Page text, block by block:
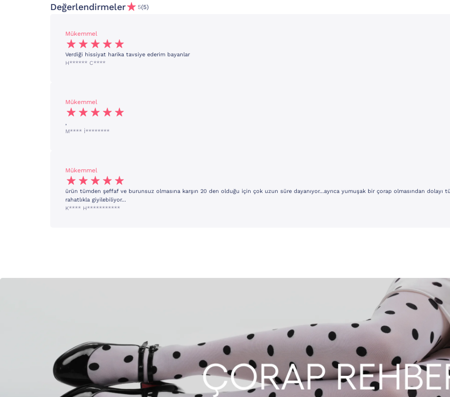
Değerlendirmeler 5(5)
Mükemmel
Verdiği hissiyat harika tavsiye ederim bayanlar
H****** C****
Mükemmel
,
M**** İ********
Mükemmel
ürün tümden şeffaf ve burunsuz olmasına karşın 20 den olduğu için çok uzun süre dayanıyor...ayrıca yumuşak bir çorap olmasından dolayı
rahatlıkla giyilebiliyor...
K**** H***********